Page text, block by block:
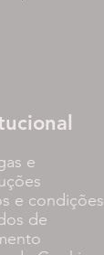
e
e condições
de